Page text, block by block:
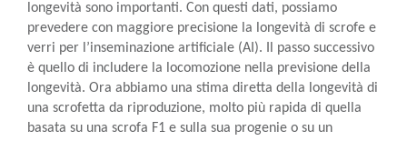
longevità sono importanti. Con questi dati, possiamo
prevedere con maggiore precisione la longevità di scrofe e
verri per l’inseminazione artificiale (AI). Il passo successivo
è quello di includere la locomozione nella previsione della
longevità. Ora abbiamo una stima diretta della longevità di
una scrofetta da riproduzione, molto più rapida di quella
basata su una scrofa F1 e sulla sua progenie o su un